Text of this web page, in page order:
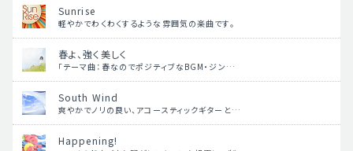
Sunrise
軽やかでわくわくするような雰囲気の楽曲です。
春よ、強く美しく
「テーマ曲：春なのでポジティブなBGM・ジン…
South Wind
爽やかでノリの良い、アコースティックギターと…
Happening!